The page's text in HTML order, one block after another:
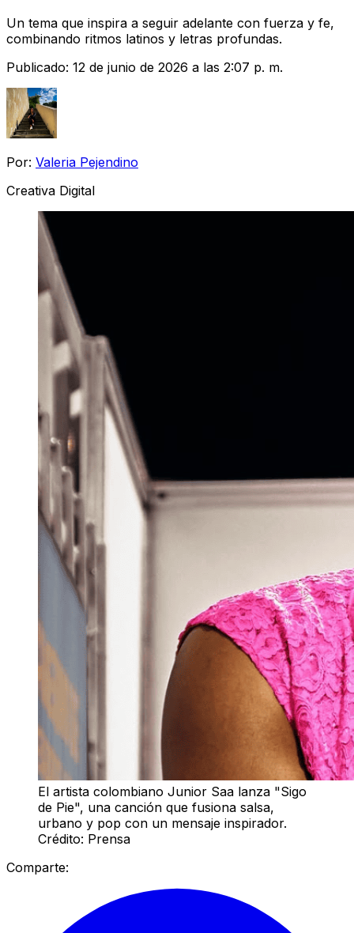
Un tema que inspira a seguir adelante con fuerza y fe,
combinando ritmos latinos y letras profundas.
Publicado: 12 de junio de 2026 a las 2:07 p. m.
Por: Valeria Pejendino
Creativa Digital
El artista colombiano Junior Saa lanza "Sigo
de Pie", una canción que fusiona salsa,
urbano y pop con un mensaje inspirador.
Crédito: Prensa
Comparte: